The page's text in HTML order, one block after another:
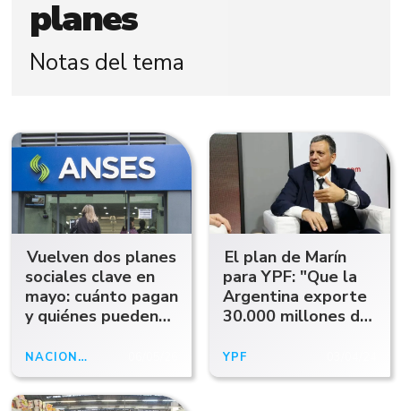
planes
Notas del tema
Vuelven dos planes
sociales clave en
mayo: cuánto pagan
y quiénes pueden
NACIONALES
El plan de Marín
para YPF: "Que la
Argentina exporte
30.000 millones de
YPF